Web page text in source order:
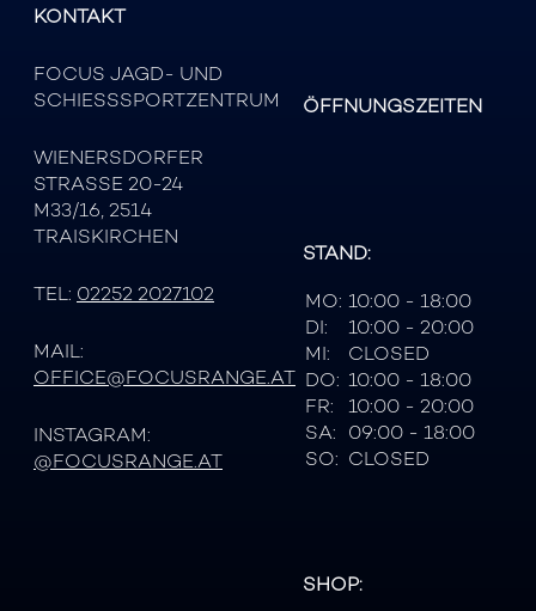
KONTAKT
FOCUS JAGD- UND
SCHIESSSPORTZENTRUM
WIENERSDORFER
STRASSE 20-24
M33/16, 2514
TRAISKIRCHEN
TEL: 02252 2027102
MAIL:
OFFICE@FOCUSRANGE.AT
INSTAGRAM:
@FOCUSRANGE.AT
ÖFFNUNGSZEITEN
STAND:
MO: 10:00 - 18:00
DI:
10:00 - 20:00
MI:
CLOSED
DO: 10:00 - 18:00
FR:
10:00 - 20:00
SA: 09:00 - 18:00
SO: CLOSED
SHOP: